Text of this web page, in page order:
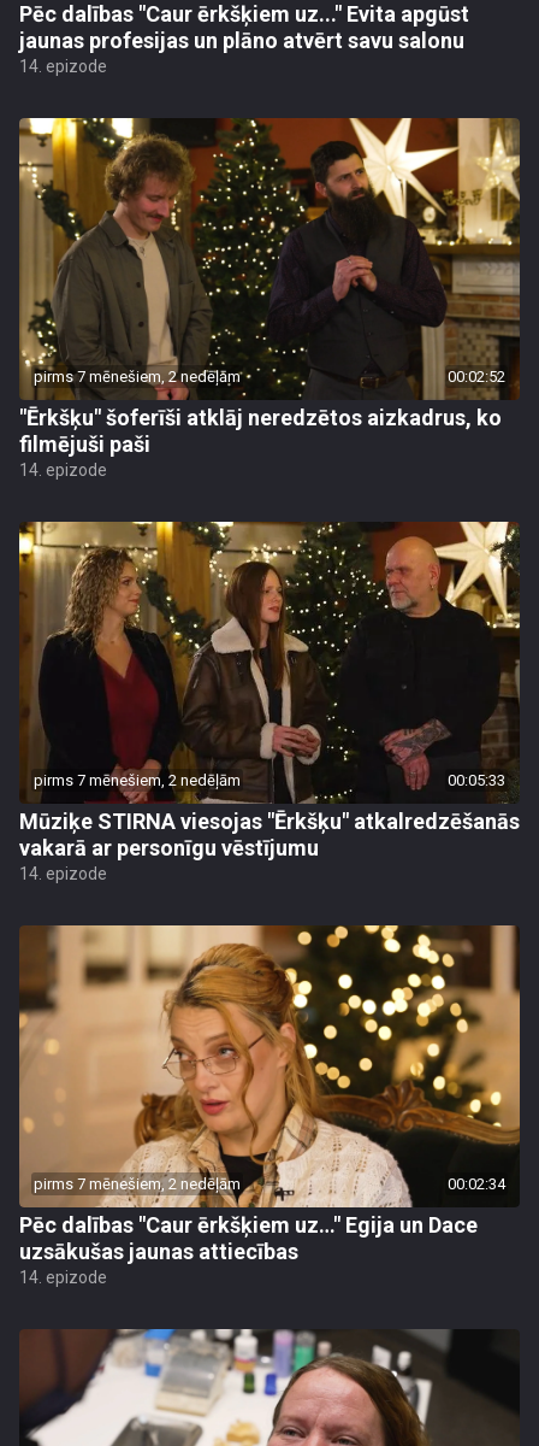
Pēc dalības "Caur ērkšķiem uz..." Evita apgūst
jaunas profesijas un plāno atvērt savu salonu
14. epizode
pirms 7 mēnešiem, 2 nedēļām 00:02:52
"Ērkšķu" šoferīši atklāj neredzētos aizkadrus, ko
filmējuši paši
14. epizode
pirms 7 mēnešiem, 2 nedēļām 00:05:33
Mūziķe STIRNA viesojas "Ērkšķu" atkalredzēšanās
vakarā ar personīgu vēstījumu
14. epizode
pirms 7 mēnešiem, 2 nedēļām 00:02:34
Pēc dalības "Caur ērkšķiem uz…" Egija un Dace
uzsākušas jaunas attiecības
14. epizode